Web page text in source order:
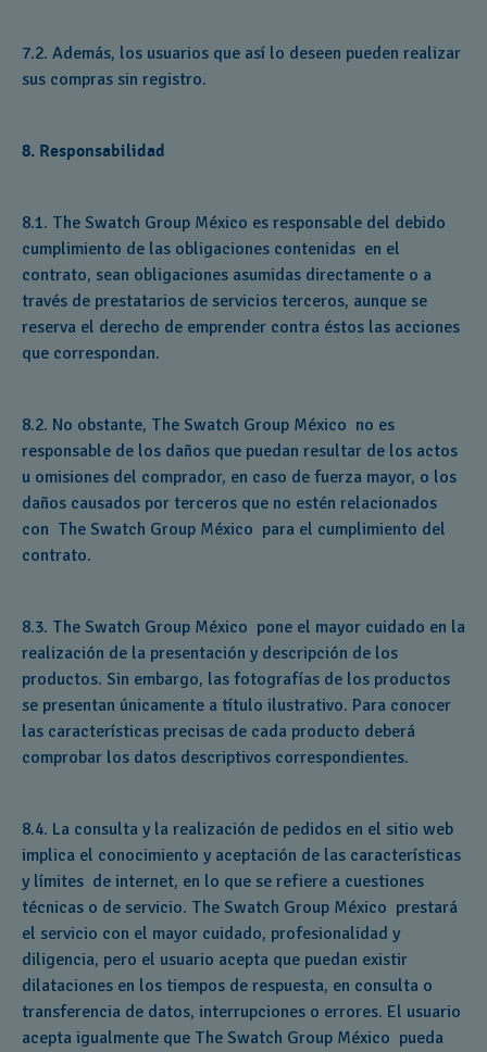
7.2. Además, los usuarios que así lo deseen pueden realizar
sus compras sin registro.
8. Responsabilidad
8.1. The Swatch Group México es responsable del debido
cumplimiento de las obligaciones contenidas en el
contrato, sean obligaciones asumidas directamente o a
través de prestatarios de servicios terceros, aunque se
reserva el derecho de emprender contra éstos las acciones
que correspondan.
8.2. No obstante, The Swatch Group México no es
responsable de los daños que puedan resultar de los actos
u omisiones del comprador, en caso de fuerza mayor, o los
daños causados por terceros que no estén relacionados
con The Swatch Group México para el cumplimiento del
contrato.
8.3. The Swatch Group México pone el mayor cuidado en la
realización de la presentación y descripción de los
productos. Sin embargo, las fotografías de los productos
se presentan únicamente a título ilustrativo. Para conocer
las características precisas de cada producto deberá
comprobar los datos descriptivos correspondientes.
8.4. La consulta y la realización de pedidos en el sitio web
implica el conocimiento y aceptación de las características
y límites de internet, en lo que se refiere a cuestiones
técnicas o de servicio. The Swatch Group México prestará
el servicio con el mayor cuidado, profesionalidad y
diligencia, pero el usuario acepta que puedan existir
dilataciones en los tiempos de respuesta, en consulta o
transferencia de datos, interrupciones o errores. El usuario
acepta igualmente que The Swatch Group México pueda